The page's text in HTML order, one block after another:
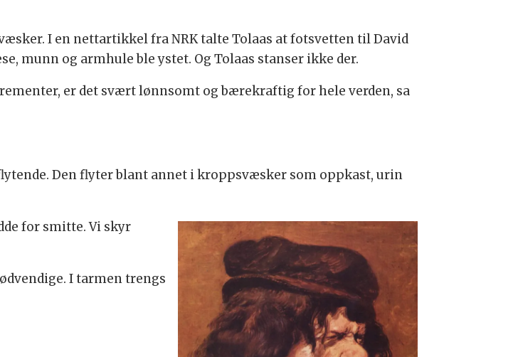
I en nettartikkel fra NRK talte Tolaas at fotsvetten til David
munn og armhule ble ystet. Og Tolaas stanser ikke der.
er det svært lønnsomt og bærekraftig for hele verden, sa
Den flyter blant annet i kroppsvæsker som oppkast, urin
for smitte. Vi skyr
I tarmen trengs